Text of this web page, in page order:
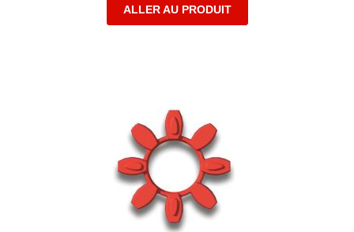
ALLER AU PRODUIT